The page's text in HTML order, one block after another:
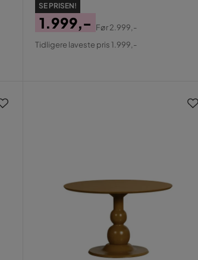
SE PRISEN!
Pris
1.999,-
Original
Før2.999,-
Tidligere laveste pris 1.999,-